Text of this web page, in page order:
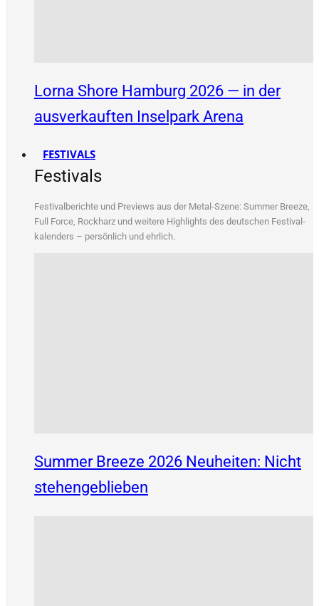
Lorna Shore Hamburg 2026 — in der
ausverkauften Inselpark Arena
FESTIVALS
Festivals
Fes­ti­val­be­rich­te und Pre­views aus der Metal-Sze­ne: Sum­mer Bree­ze,
Full Force, Rock­harz und wei­te­re High­lights des deut­schen Fes­ti­val­
ka­len­ders – per­sön­lich und ehrlich.
Summer Breeze 2026 Neuheiten: Nicht
stehengeblieben